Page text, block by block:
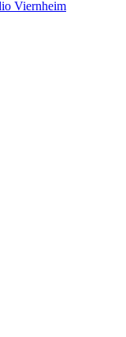
Viernheim